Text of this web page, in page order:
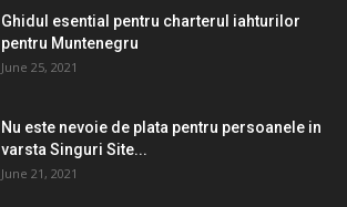
Ghidul esential pentru charterul iahturilor
pentru Muntenegru
June 25, 2021
Nu este nevoie de plata pentru persoanele in
varsta Singuri Site...
June 21, 2021